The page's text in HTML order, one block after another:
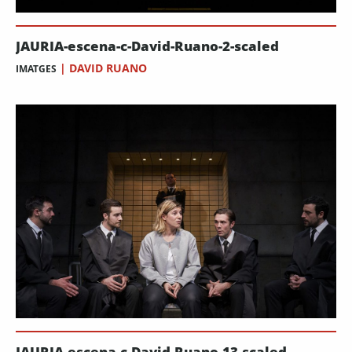
JAURIA-escena-c-David-Ruano-2-scaled
IMATGES | DAVID RUANO